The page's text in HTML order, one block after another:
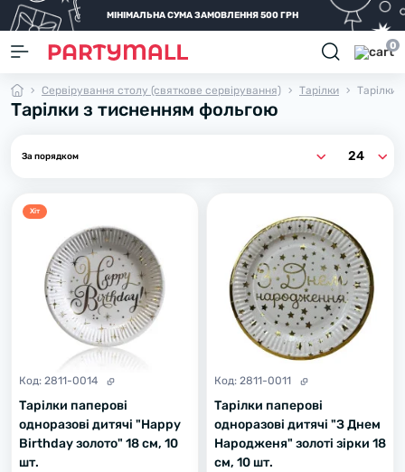
МІНІМАЛЬНА СУМА ЗАМОВЛЕННЯ 500 ГРН
0
Сервірування столу (святкове сервірування) Тарілки Тарілки
Тарілки з тисненням фольгою
Хiт
Код: 2811-0014
Тарілки паперові
одноразові дитячі "Happy
Birthday золото" 18 см, 10
шт.
Код: 2811-0011
Тарілки паперові
одноразові дитячі "З Днем
Народженя" золоті зірки 18
см, 10 шт.